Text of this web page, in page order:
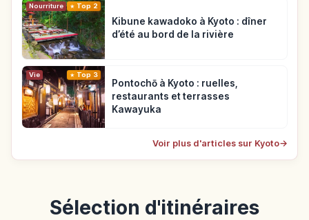
Nourriture Top 2
Kibune kawadoko à Kyoto : dîner
d’été au bord de la rivière
Vie Top 3
Pontochō à Kyoto : ruelles,
restaurants et terrasses
Kawayuka
Voir plus d'articles sur Kyoto→
Sélection d'itinéraires